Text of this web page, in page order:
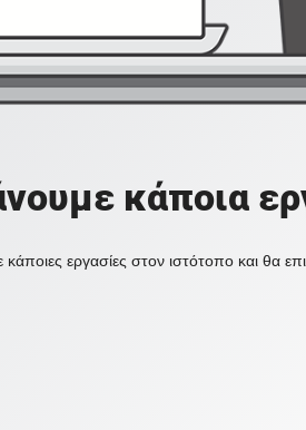
κάποια
εργασίες στον ιστότοπο και θα